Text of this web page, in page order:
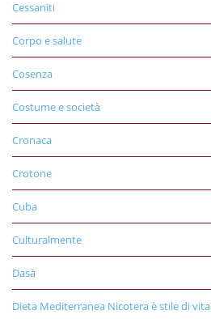
Cessaniti
Corpo e salute
Cosenza
Costume e società
Cronaca
Crotone
Cuba
Culturalmente
Dasà
Dieta Mediterranea Nicotera è stile di vita